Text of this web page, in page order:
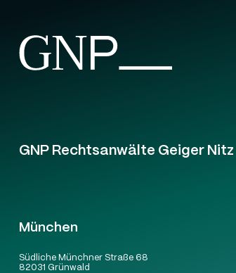
GNP Rechtsanwälte Geiger
München
Südliche Münchner Straße 68
82031 Grünwald